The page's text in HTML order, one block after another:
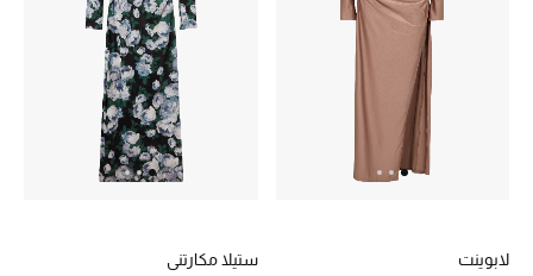
لابوينت
ستيلا مكارتني